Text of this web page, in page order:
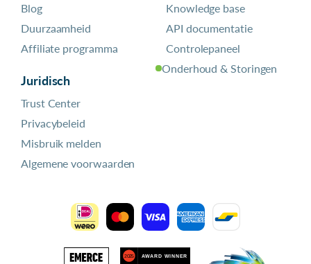
Blog
Duurzaamheid
Affiliate programma
Juridisch
Trust Center
Privacybeleid
Misbruik melden
Algemene voorwaarden
Knowledge base
API documentatie
Controlepaneel
Onderhoud & Storingen